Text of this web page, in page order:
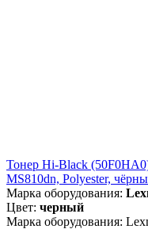
Тонер Hi-Black
MS810dn, Polyester,
Марка оборудования:
Цвет: черный
Марка оборудования: